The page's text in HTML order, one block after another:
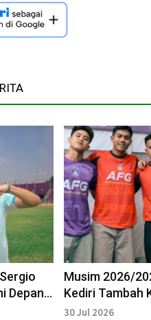
Depan
Musim 2026/
Kediri Tambah
Baru
30 Jul 2026